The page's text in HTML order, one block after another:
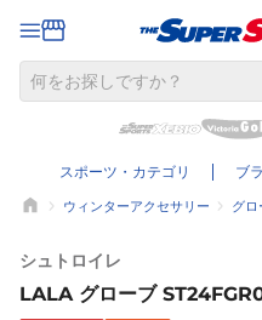
スポーツ・カテゴリ ブ
ウィンターアクセサリー グ
シュトロイレ
LALA グローブ